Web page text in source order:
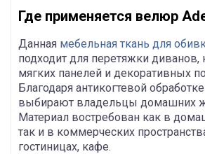
Где применяется велюр
Данная мебельная ткань для
подходит для перетяжки диванов,
мягких панелей и декоративных
Благодаря антикогтевой
выбирают владельцы домашних
Материал востребован как в
так и в коммерческих
гостиницах, кафе.